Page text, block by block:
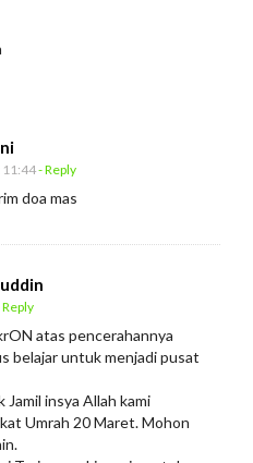
11:44- Reply
doa mas
Reply
atas pencerahannya
belajar untuk menjadi pusat
insya Allah kami
Umrah 20 Maret. Mohon